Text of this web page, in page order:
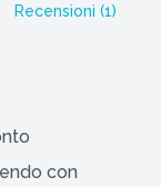
Recensioni (1)
con